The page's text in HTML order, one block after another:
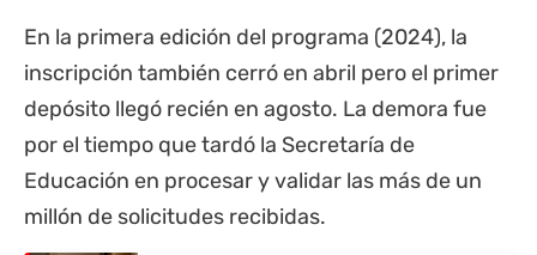
En la primera edición del programa (2024), la
inscripción también cerró en abril pero el primer
depósito llegó recién en agosto. La demora fue
por el tiempo que tardó la Secretaría de
Educación en procesar y validar las más de un
millón de solicitudes recibidas.